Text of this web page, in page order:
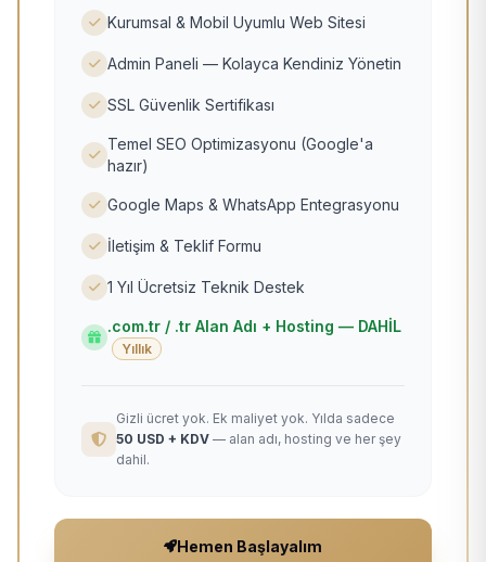
Kurumsal & Mobil Uyumlu Web Sitesi
Admin Paneli — Kolayca Kendiniz Yönetin
SSL Güvenlik Sertifikası
Temel SEO Optimizasyonu (Google'a
hazır)
Google Maps & WhatsApp Entegrasyonu
İletişim & Teklif Formu
1 Yıl Ücretsiz Teknik Destek
.com.tr / .tr Alan Adı + Hosting — DAHİL
Yıllık
Gizli ücret yok. Ek maliyet yok. Yılda sadece
50 USD + KDV — alan adı, hosting ve her şey
dahil.
Hemen Başlayalım